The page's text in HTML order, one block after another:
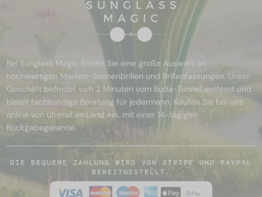
Bei Sunglass Magic finden Sie eine große Auswahl an
hochwertigen Marken-Sonnenbrillen und Brillenfassungen. Unser
Geschäft befindet sich 2 Minuten vom Buda-Tunnel entfernt und
bietet fachkundige Beratung für jedermann. Kaufen Sie bei uns
online von überall im Land ein, mit einer 14-tägigen
Rückgabegarantie.
DIE BEQUEME ZAHLUNG WIRD VON STRIPE UND PAYPAL
BEREITGESTELLT.